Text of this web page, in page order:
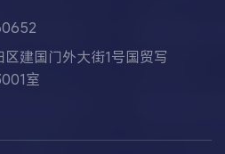
建国门外大街1号国贸写
室